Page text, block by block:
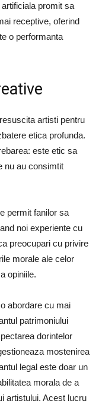
promit sa
receptive, oferind
o performanta
artisti pentru
etica profunda.
este etic sa
nu au consimtit
permit fanilor sa
noi experiente cu
preocupari cu privire
morale ale celor
opiniile.
abordare cu mai
patrimoniului
dorintelor
mostenirea
legal este doar un
morala de a
artistului. Acest lucru